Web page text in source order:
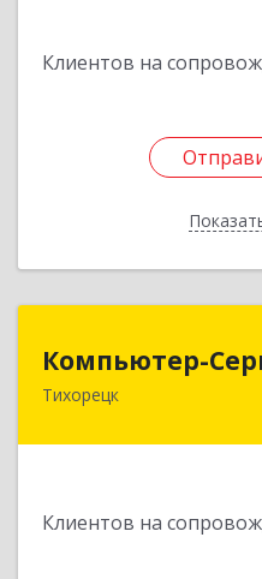
Клиентов на
Компьютер-
Тихорецк
Клиентов на
352040,